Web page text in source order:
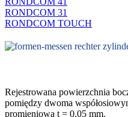
RONDCOM 31
RONDCOM TOUCH
Rejestrowana powierzchnia
pomiędzy dwoma
promieniową t = 0,05 mm.